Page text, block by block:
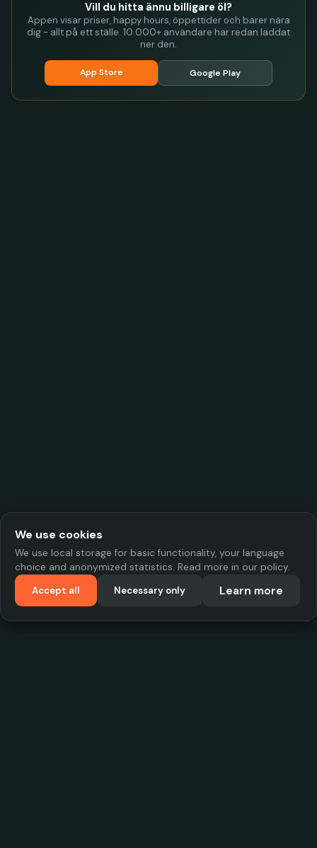
Vill du hitta ännu billigare öl?
Appen visar priser, happy hours, öppettider och barer nära
dig - allt på ett ställe. 10 000+ användare har redan laddat
ner den.
App Store Google Play
We use cookies
We use local storage for basic functionality, your language
choice and anonymized statistics. Read more in our policy.
Accept all
Necessary only Learn more